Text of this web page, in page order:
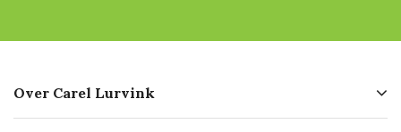
Over Carel Lurvink